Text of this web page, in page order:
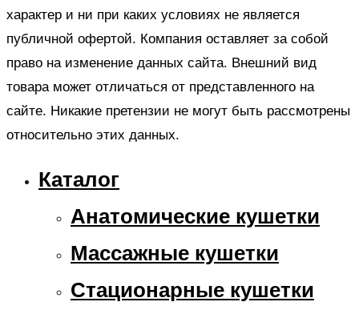
характер и ни при каких условиях не является
публичной офертой. Компания оставляет за собой
право на изменение данных сайта. Внешний вид
товара может отличаться от представленного на
сайте. Никакие претензии не могут быть рассмотрены
относительно этих данных.
Каталог
Анатомические кушетки
Массажные кушетки
Стационарные кушетки